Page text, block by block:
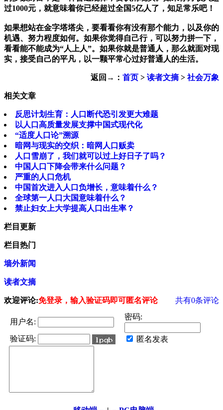
过1000元，就意味着你已经超过全国5亿人了，知足常乐吧！
如果想站在金字塔塔尖，要看看你有没有那个能力，以及你的
机遇、努力程度如何。如果你觉得自己行，可以努力拼一下，
看看能不能成为“人上人”。如果你就是普通人，那么就面对现
实，接受自己的平凡，以一颗平常心过好普通人的生活。
返回→： 首页 > 读者文摘> 社会万象
相关文章
反思计划生育：人口断代恐引发更大难题
以人口高质量发展支撑中国式现代化
“适度人口论”溯源
暗网与现实的交织：暗网人口贩卖
人口雪崩了，我们就可以过上好日子了吗？
中国人口下降会带来什么问题？
严重的人口危机
中国首次进入人口负增长，意味着什么？
全球第一人口大国意味着什么？
禁止妇女上大学提高人口出生率？
栏目更新
栏目热门
墙外新闻
读者文摘
欢迎评论:免登录，输入验证码即可匿名评论 共有0条评论
用户名:
密码:
验证码: 匿名发表